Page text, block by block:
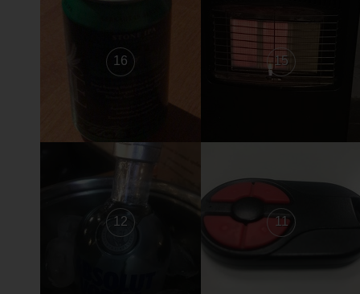
16 15
12 11